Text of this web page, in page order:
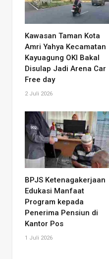
Kawasan Taman Kota
Amri Yahya Kecamatan
Kayuagung OKI Bakal
Disulap Jadi Arena Car
Free day
2 Juli 2026
BPJS Ketenagakerjaan
Edukasi Manfaat
Program kepada
Penerima Pensiun di
Kantor Pos
1 Juli 2026